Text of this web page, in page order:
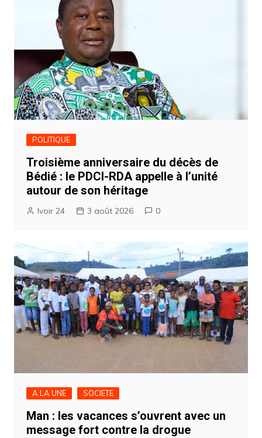
POLITIQUE
Troisième anniversaire du décès de
Bédié : le PDCI-RDA appelle à l’unité
autour de son héritage
Ivoir 24 3 août 2026 0
A LA UNE SOCIETE
Man : les vacances s’ouvrent avec un
message fort contre la drogue